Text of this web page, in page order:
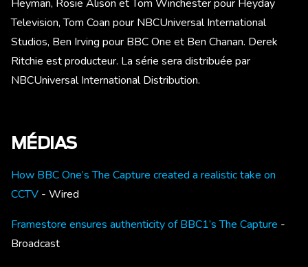
Heyman, Rosie Alison et Tom Winchester pour Heyday
Television, Tom Coan pour NBCUniversal International
Studios, Ben Irving pour BBC One et Ben Chanan. Derek
Ritchie est producteur. La série sera distribuée par
NBCUniversal International Distribution.
MÉDIAS
How BBC One’s The Capture created a realistic take on
CCTV - Wired
Framestore ensures authenticity of BBC1’s The Capture -
Broadcast